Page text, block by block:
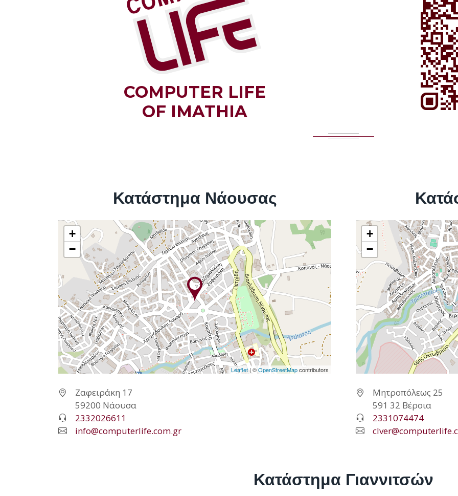
COMPUTER LIFE
OF IMATHIA
Κατάστημα Νάουσας
+
−
Leaflet| ©OpenStreetMapcontributors
Ζαφειράκη 17
59200 Νάουσα
2332026611
info@computerlife.com.gr
+
−
Μητροπόλεως 25
591 32 Βέροια
2331074474
Κατάστημα Γιαννιτσών